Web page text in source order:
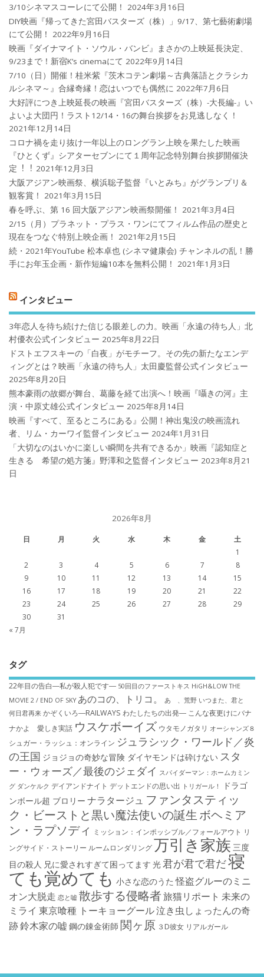
3/10シネマスコーレにて公開！
2024年3月16日
DIY映画『帰ってきた宮田バスターズ（株）」9/17、第七藝術劇場
にて公開！
2022年9月16日
映画『ダイナマイト・ソウル・バンビ』まさかの上映延長決定、
9/23まで！新宿K’s cinemaにて 2022年9月14日
7/10（日）開催！桂米紫『茨木コテン劇場～古典落語とクラシカ
ルシネマ～』合縁奇縁！恋はいつでも偶然に 2022年7月6日
大好評につき上映延長の映画『宮田バスターズ（株）-大長編-』い
よいよ大団円！ラスト12/14・16の舞台挨拶をお見逃しなく！
2021年12月14日
コロナ禍を⾛り抜け⼀年以上のロングラン上映を果たした映画
『ひとくず』シアターセブンにて１周年記念特別舞台挨拶開催決
定︕︕ 2021年12月3日
大阪アジアン映画祭、横浜聡子監督『いとみち』がグランプリ＆
観客賞！
2021年3月15日
春を呼ぶ、第 16 回大阪アジアン映画祭開催！
2021年3月4日
2/15（月）プラネット・プラス・ワンにてフィルム作品の歴史と
現在をつなぐ特別上映企画！
2021年2月15日
続・2021年YouTube 松本卓也 (シネマ健康会) チャンネルの乱！勝
手にお年玉企画・新作短編10本を無料公開！
2021年1月3日
インタビュー
3年恋人を待ち続けた信じる眼差しの力。映画「永遠の待ち人」北
村優衣公式インタビュー 2025年8月22日
ドストエフスキーの「白夜」がモチーフ。その先の新たなエンデ
ィングとは？映画「永遠の待ち人」太田慶監督公式インタビュー
2025年8月20日
熊本豪雨の故郷が舞台、葛藤を経て出演へ！映画『囁きの河』主
演・中原丈雄公式インタビュー 2025年8月14日
映画『すべて、至るところにある』公開！神出鬼没の映画流れ
者、リム・カーワイ監督インタビュー 2024年1月31日
「大切なのはいかに楽しい瞬間を共有できるか」映画『認知症と
生きる 希望の処方箋』野澤和之監督インタビュー 2023年8月21
日
2026年8月
日 月 火 水 木 金
土
1
2
3 4 5 6 7
8
9
10 11 12 13 14
15
16
17 18 19 20 21
22
23
24 25 26 27 28
29
30
31
« 7月
タグ
22年目の告白―私が殺人犯です― 50回目のファーストキス HiGH&LOW THE
MOVIE 2 / END OF SKY あのコの、トリコ。 あゝ、荒野 いつまた、君と
何日君再来 かぞくいろ―RAILWAYS わたしたちの出発― こんな夜更けにバナ
ナかよ 愛しき実話 ウスケボーイズ ウタモノガタリ オーシャンズ８
シュガー・ラッシュ：オ​ンライン ジュラシック・ワールド／炎
の王国 ジョジョの奇妙な冒険 ダイヤモンドは砕けない スタ
ー・ウォーズ／最後のジェダイ スパイダーマン：ホームカミン
グ ダンケルク デイアンドナイト デットエンドの思い出 トリガール！
ドラゴ
ンボール超 ブロリー ナラタージュ ファンタスティッ
ク・ビーストと黒い魔法使いの誕生 ボヘミア
ン・ラプソディ ミッション：インポッシブル／フォールアウト リ
ングサイド・ストーリー ルームロンダリング万引き家族 三度
目の殺人 兄に愛されすぎて困ってます 光君が君で君だ寝
ても覚めても 小さな恋のうた 怪盗グルーのミニ
オン大脱走 恋と嘘 散歩する侵略者旅猫リポート 未来の
ミライ 東京喰種 トーキョーグール泣き虫しょったんの奇
跡鈴木家の嘘 鋼の錬金術師 関ヶ原 ３D彼女 リアルガール